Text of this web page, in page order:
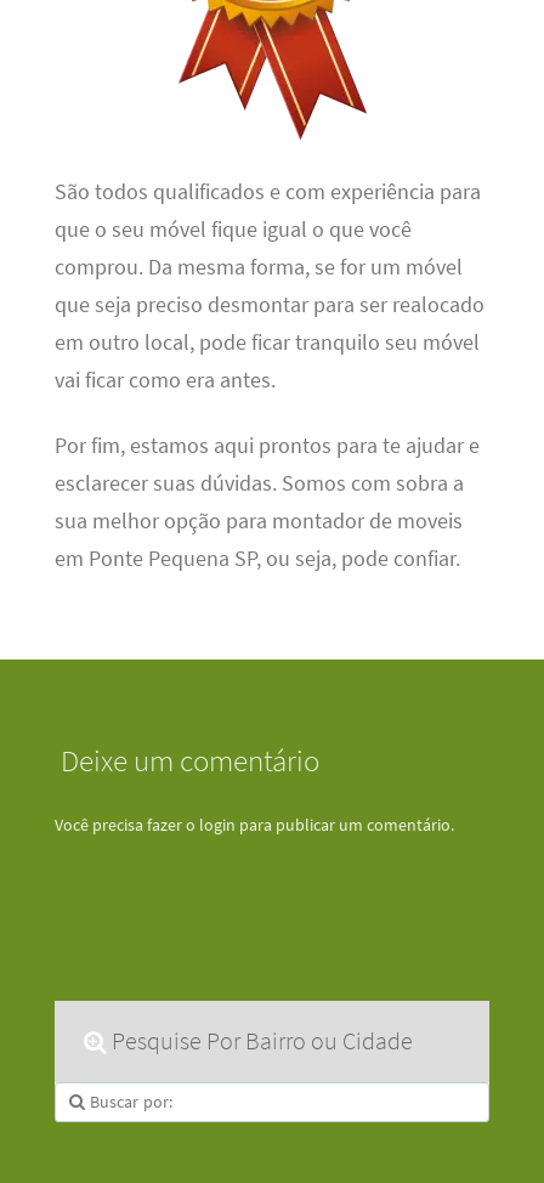
São todos qualificados e com experiência para
que o seu móvel fique igual o que você
comprou. Da mesma forma, se for um móvel
que seja preciso desmontar para ser realocado
em outro local, pode ficar tranquilo seu móvel
vai ficar como era antes.
Por fim, estamos aqui prontos para te ajudar e
esclarecer suas dúvidas. Somos com sobra a
sua melhor opção para montador de moveis
em Ponte Pequena SP, ou seja, pode confiar.
Deixe um comentário
Você precisa fazer o login para publicar um comentário.
Pesquise Por Bairro ou Cidade